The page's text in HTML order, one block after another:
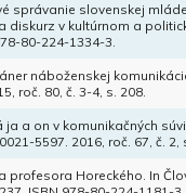
správanie slovenskej
diskurz v kultúrnom a
80-224-1334-3.
náboženskej
roč. 80, č. 3-4, s. 208.
a on v komunikačných
5597. 2016, roč. 67, č. 2,
profesora Horeckého. In